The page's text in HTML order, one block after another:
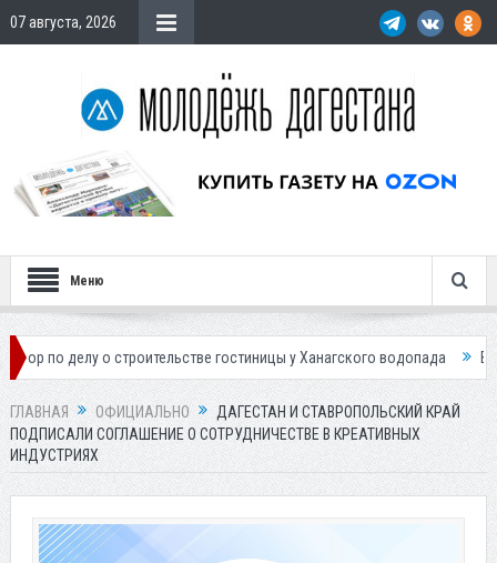
07 августа, 2026
Меню
о строительстве гостиницы у Ханагского водопада Власти
ГЛАВНАЯ ОФИЦИАЛЬНО
ДАГЕСТАН И СТАВРОПОЛЬСКИЙ КРАЙ
ПОДПИСАЛИ СОГЛАШЕНИЕ О СОТРУДНИЧЕСТВЕ В КРЕАТИВНЫХ
ИНДУСТРИЯХ